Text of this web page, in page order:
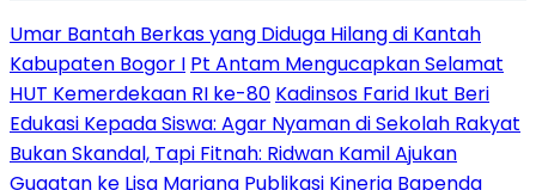
Umar Bantah Berkas yang Diduga Hilang di Kantah
Kabupaten Bogor I Pt Antam Mengucapkan Selamat
HUT Kemerdekaan RI ke-80 Kadinsos Farid Ikut Beri
Edukasi Kepada Siswa: Agar Nyaman di Sekolah Rakyat
Bukan Skandal, Tapi Fitnah: Ridwan Kamil Ajukan
Gugatan ke Lisa Mariana Publikasi Kinerja Bapenda